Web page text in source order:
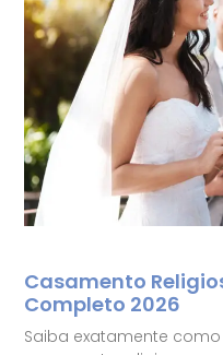
Casamento
Completo 2026
Saiba exatamente